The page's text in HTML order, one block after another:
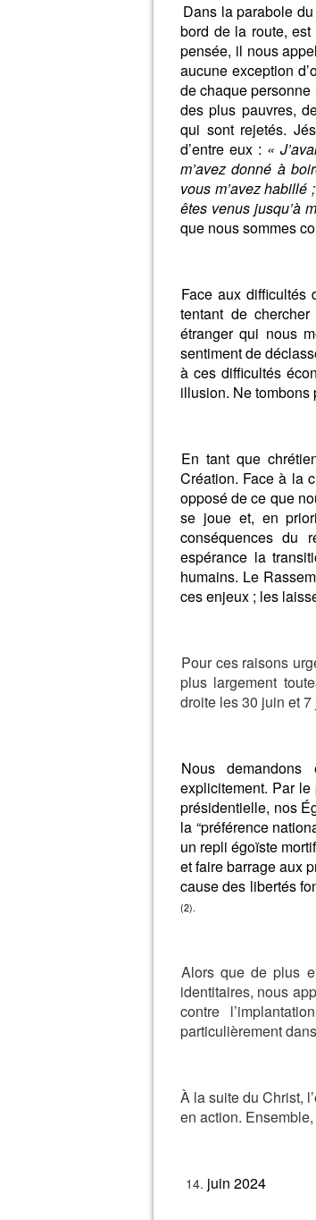
Dans la parabole
bord de la route, est
pensée, il nous
aucune exception
de chaque
des plus pauvres,
qui sont rejetés.
d’entre eux : «
m’avez donné à
vous m’avez habillé
êtes venus jusqu’à
que nous sommes
Face aux difficultés
tentant de
étranger qui nous
sentiment de
à ces difficultés
illusion. Ne tombons
En tant que
Création. Face à la
opposé de ce que
se joue et, en
conséquences du
espérance la
humains. Le
ces enjeux ; les
Pour ces raisons
plus largement
droite les 30 juin et
Nous
explicitement. Par le
présidentielle, nos
la “préférence
un repli égoïste
et faire barrage aux
cause des libertés
(2).
Alors que de plus
identitaires, nous
contre
particulièrement
À la suite du Christ,
en action.
juin 2024